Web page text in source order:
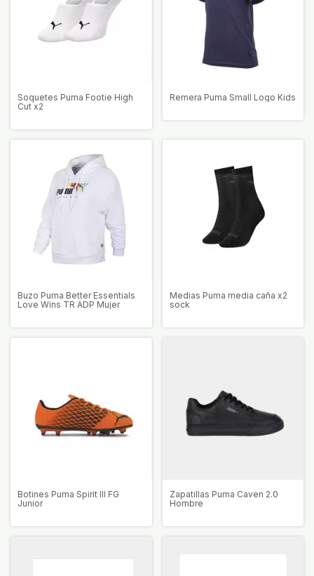
Soquetes Puma Footie High
Cut x2
Remera Puma Small Logo Kids
Buzo Puma Better Essentials
Love Wins TR ADP Mujer
Medias Puma media caña x2
sock
Botines Puma Spirit III FG
Junior
Zapatillas Puma Caven 2.0
Hombre